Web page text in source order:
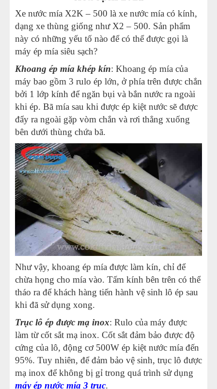
20-Giá các dòng máy ép mía siêu sạch hiện nay?
Xe nước mía X2K – 500 là xe nước mía có kính,
dạng xe thùng giống như X2 – 500. Sản phẩm
này có những yếu tố nào để có thể được gọi là
máy ép mía siêu sạch?
Khoang ép mía khép kín: Khoang ép mía của
máy bao gồm 3 rulo ép lớn, ở phía trên được chắn
bởi 1 lớp kính để ngăn bụi và bắn nước ra ngoài
khi ép. Bã mía sau khi được ép kiệt nước sẽ được
đẩy ra ngoài gặp vòm chắn và rơi thẳng xuống
bên dưới thùng chứa bã.
Như vậy, khoang ép mía được làm kín, chỉ để
chừa họng cho mía vào. Tấm kính bên trên có thể
tháo ra để khách hàng tiến hành vệ sinh lô ép sau
khi đã sử dụng xong.
Trục lô ép được mạ inox: Rulo của máy được
làm từ cốt sắt mạ inox. Cốt sắt đảm bảo được độ
cứng của lô, động cơ 500W ép kiệt nước mía đến
95%. Tuy nhiên, để đảm bảo vệ sinh, trục lô được
mạ inox để không bị gỉ trong quá trình sử dụng
máy ép nước mía 3 trục.